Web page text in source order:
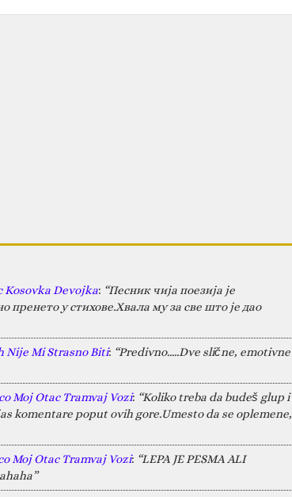
Kosovka Devojka: “Песник чија поезија је
у стихове.Хвала му за све што је дао
Nije Mi Strasno Biti: “Predivno.....Dve slične, emotivne
Moj Otac Tramvaj Vozi: “Koliko treba da budeš glup i
komentare poput ovih gore.Umesto da se oplemene,
Moj Otac Tramvaj Vozi: “LEPA JE PESMA ALI